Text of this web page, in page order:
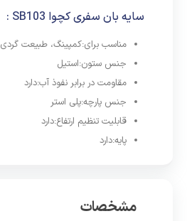
سایه بان سفری کچوا SB103 :
مناسب برای:کمپینگ، طبیعت گردی
جنس ستون:استیل
مقاومت در برابر نفوذ آب:دارد
جنس پارچه:پلی استر
قابلیت تنظیم ارتفاع:دارد
پایه:دارد
مشخصات